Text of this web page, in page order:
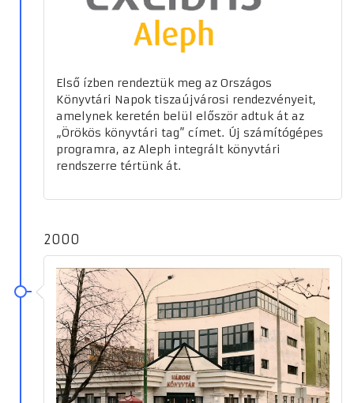
Első ízben rendeztük meg az Országos
Könyvtári Napok tiszaújvárosi rendezvényeit,
amelynek keretén belül először adtuk át az
„Örökös könyvtári tag” címet. Új számítógépes
programra, az Aleph integrált könyvtári
rendszerre tértünk át.
2000